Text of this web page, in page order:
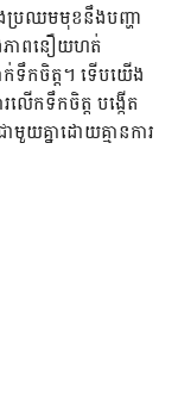
ប្រឈមមុខនឹងបញ្ហា
ង់ភាពនឿយហត់
ក់ទឹកចិត្ត។ ទើបយើង
លើកទឹកចិត្ត បង្កើត
យគ្នាដោយគ្មានការ